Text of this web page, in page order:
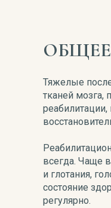
Тяжелые
тканей мозга,
всегда. Чаще
и глотания,
состояние
регулярно.